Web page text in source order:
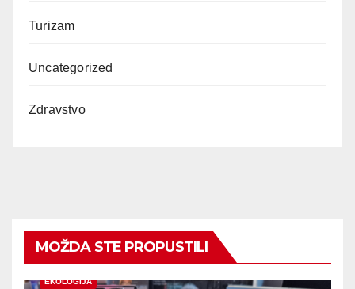
Turizam
Uncategorized
Zdravstvo
MOŽDA STE PROPUSTILI
EKOLOGIJA